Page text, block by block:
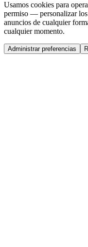
Usamos cookies para
permiso — personalizar los
anuncios de cualquier
cualquier momento.
Administrar preferencias